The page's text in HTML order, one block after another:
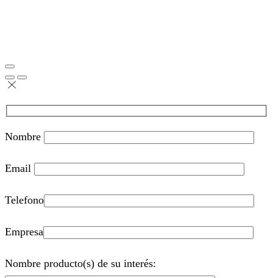
Nombre
Email
Telefono
Empresa
Nombre producto(s) de su interés: